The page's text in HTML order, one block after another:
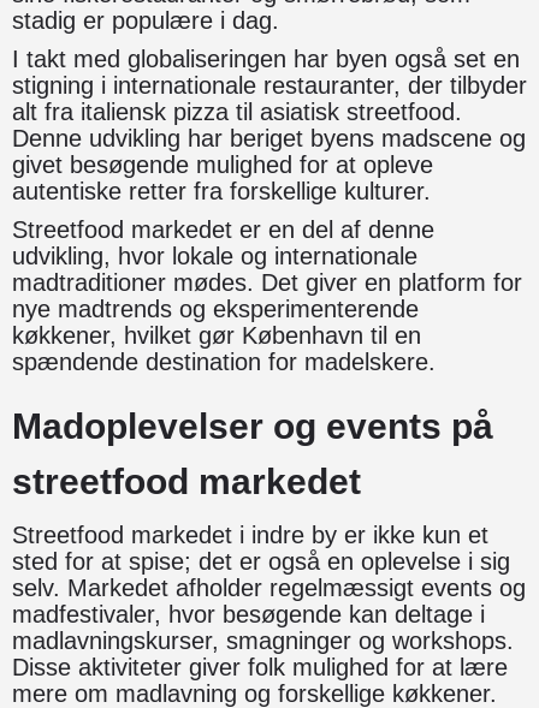
stadig er populære i dag.
I takt med globaliseringen har byen også set en
stigning i internationale restauranter, der tilbyder
alt fra italiensk pizza til asiatisk streetfood.
Denne udvikling har beriget byens madscene og
givet besøgende mulighed for at opleve
autentiske retter fra forskellige kulturer.
Streetfood markedet er en del af denne
udvikling, hvor lokale og internationale
madtraditioner mødes. Det giver en platform for
nye madtrends og eksperimenterende
køkkener, hvilket gør København til en
spændende destination for madelskere.
Madoplevelser og events på
streetfood markedet
Streetfood markedet i indre by er ikke kun et
sted for at spise; det er også en oplevelse i sig
selv. Markedet afholder regelmæssigt events og
madfestivaler, hvor besøgende kan deltage i
madlavningskurser, smagninger og workshops.
Disse aktiviteter giver folk mulighed for at lære
mere om madlavning og forskellige køkkener.